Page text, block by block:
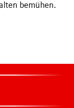
bemühen.